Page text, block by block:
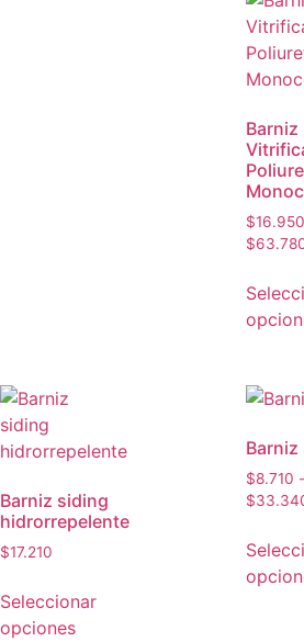
Barniz
$16.950
$
Barniz siding
hidrorrepelente
$17.210
Seleccionar
opciones
Barniz
$8.710 -
$